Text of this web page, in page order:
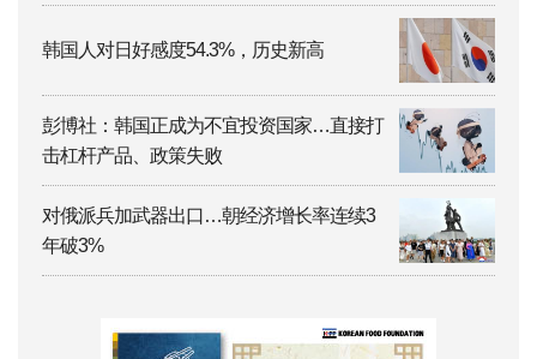
韩国人对日好感度54.3%，历史新高
彭博社：韩国正成为不宜投资国家…直接打
击杠杆产品、政策失败
对俄派兵加武器出口…朝经济增长率连续3
年破3%